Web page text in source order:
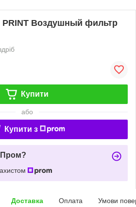
PRINT Воздушный фильтр
Купити
або
Купити з
Пром?
Доставка Оплата Умови